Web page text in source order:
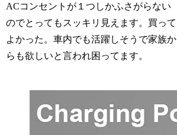
ACコンセントが１つしかふさがらない
のでとってもスッキリ見えます。買って
よかった。車内でも活躍しそうで家族か
らも欲しいと言われ困ってます。